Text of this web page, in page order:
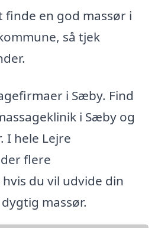
finde en god massør i
så tjek
i Sæby. Find
i Sæby og
I hele Lejre
flere
du vil udvide din
massør.